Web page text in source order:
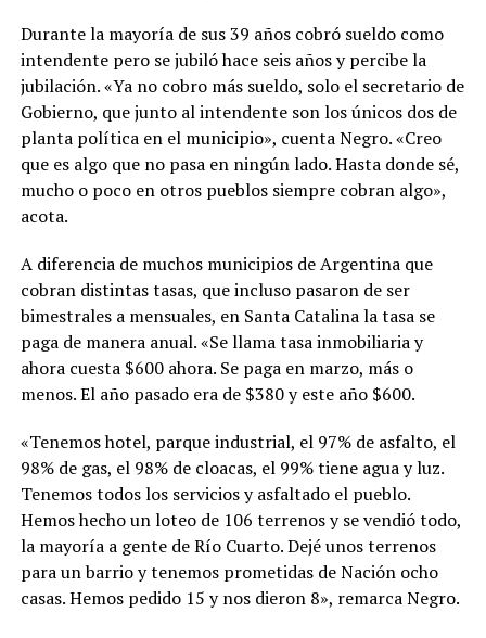
Durante la mayoría de sus 39 años cobró sueldo como
intendente pero se jubiló hace seis años y percibe la
jubilación. «Ya no cobro más sueldo, solo el secretario de
Gobierno, que junto al intendente son los únicos dos de
planta política en el municipio», cuenta Negro. «Creo
que es algo que no pasa en ningún lado. Hasta donde sé,
mucho o poco en otros pueblos siempre cobran algo»,
acota.
A diferencia de muchos municipios de Argentina que
cobran distintas tasas, que incluso pasaron de ser
bimestrales a mensuales, en Santa Catalina la tasa se
paga de manera anual. «Se llama tasa inmobiliaria y
ahora cuesta $600 ahora. Se paga en marzo, más o
menos. El año pasado era de $380 y este año $600.
«Tenemos hotel, parque industrial, el 97% de asfalto, el
98% de gas, el 98% de cloacas, el 99% tiene agua y luz.
Tenemos todos los servicios y asfaltado el pueblo.
Hemos hecho un loteo de 106 terrenos y se vendió todo,
la mayoría a gente de Río Cuarto. Dejé unos terrenos
para un barrio y tenemos prometidas de Nación ocho
casas. Hemos pedido 15 y nos dieron 8», remarca Negro.